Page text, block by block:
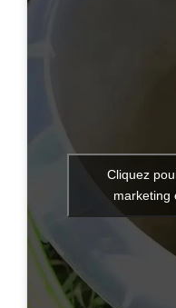
Cliquez
marketing